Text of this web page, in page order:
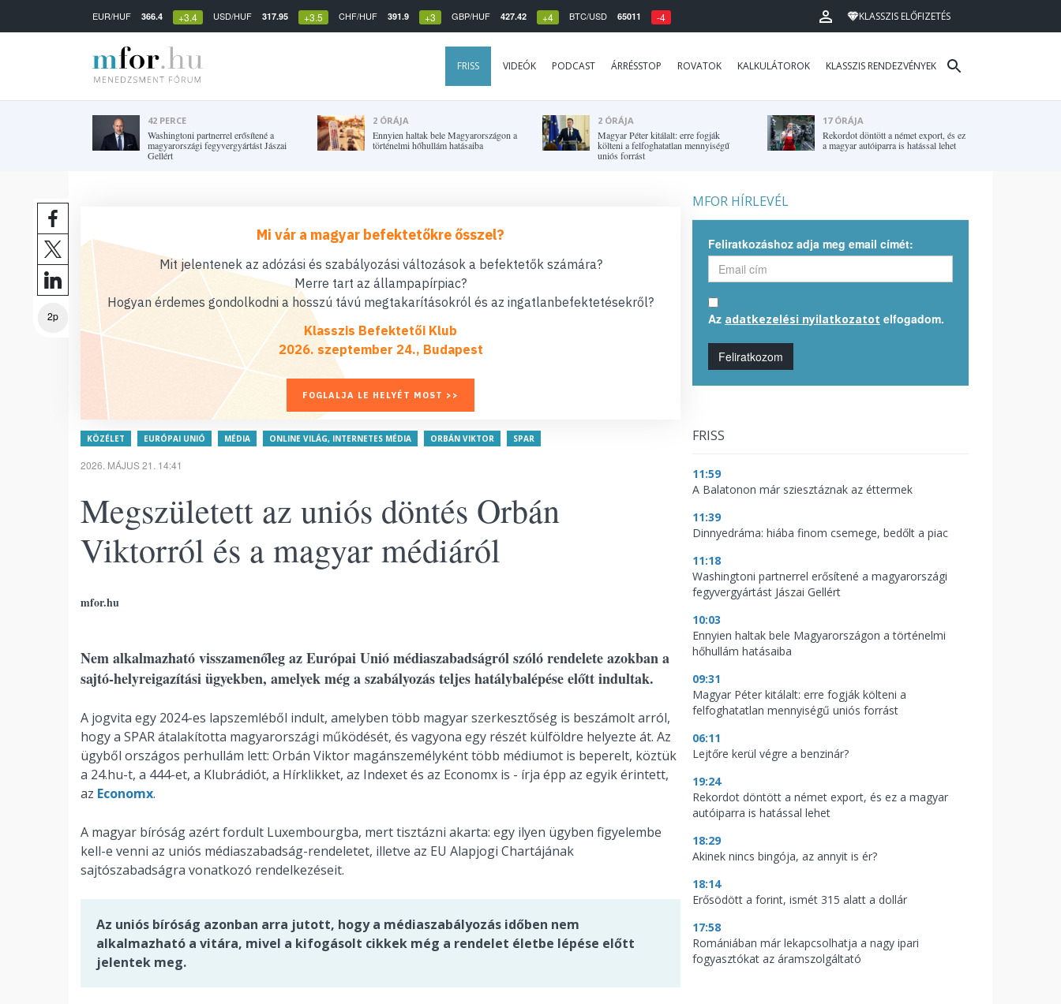
EUR/HUF 366.4 +3.4 USD/HUF 317.95 +3.5 CHF/HUF 391.9 +3 GBP/HUF 427.42 +4 BTC/USD 65011 -4 KLASSZIS ELŐFIZETÉS
FRISS VIDEÓK PODCAST ÁRRÉSSTOP ROVATOK KALKULÁTOROK KLASSZIS RENDEZVÉNYEK
42 PERCE
Washingtoni partnerrel erősítené a
magyarországi fegyvergyártást Jászai
Gellért
2 ÓRÁJA
Ennyien haltak bele Magyarországon a
történelmi hőhullám hatásaiba
2 ÓRÁJA
Magyar Péter kitálalt: erre fogják
költeni a felfoghatatlan mennyiségű
uniós forrást
17 ÓRÁJA
Rekordot döntött a német export, és ez
a magyar autóiparra is hatással lehet
2p
Mi vár a magyar befektetőkre ősszel?
Mit jelentenek az adózási és szabályozási változások a befektetők számára?
Merre tart az állampapírpiac?
Hogyan érdemes gondolkodni a hosszú távú megtakarításokról és az ingatlanbefektetésekről?
Klasszis Befektetői Klub
2026. szeptember 24., Budapest
FOGLALJA LE HELYÉT MOST >>
KÖZÉLET EURÓPAI UNIÓ MÉDIA ONLINE VILÁG, INTERNETES MÉDIA ORBÁN VIKTOR SPAR
2026. MÁJUS 21. 14:41
Megszületett az uniós döntés Orbán
Viktorról és a magyar médiáról
mfor.hu
Nem alkalmazható visszamenőleg az Európai Unió médiaszabadságról szóló rendelete azokban a
sajtó-helyreigazítási ügyekben, amelyek még a szabályozás teljes hatálybalépése előtt indultak.
A jogvita egy 2024-es lapszemléből indult, amelyben több magyar szerkesztőség is beszámolt arról,
hogy a SPAR átalakította magyarországi működését, és vagyona egy részét külföldre helyezte át. Az
ügyből országos perhullám lett: Orbán Viktor magánszemélyként több médiumot is beperelt, köztük
a 24.hu-t, a 444-et, a Klubrádiót, a Hírklikket, az Indexet és az Economx is - írja épp az egyik érintett,
az Economx.
A magyar bíróság azért fordult Luxembourgba, mert tisztázni akarta: egy ilyen ügyben figyelembe
kell-e venni az uniós médiaszabadság-rendeletet, illetve az EU Alapjogi Chartájának
sajtószabadságra vonatkozó rendelkezéseit.
Az uniós bíróság azonban arra jutott, hogy a médiaszabályozás időben nem
alkalmazható a vitára, mivel a kifogásolt cikkek még a rendelet életbe lépése előtt
jelentek meg.
MFOR HÍRLEVÉL
Feliratkozáshoz adja meg email címét:
Az adatkezelési nyilatkozatot elfogadom.
Feliratkozom
FRISS
11:59
A Balatonon már sziesztáznak az éttermek
11:39
Dinnyedráma: hiába finom csemege, bedőlt a piac
11:18
Washingtoni partnerrel erősítené a magyarországi
fegyvergyártást Jászai Gellért
10:03
Ennyien haltak bele Magyarországon a történelmi
hőhullám hatásaiba
09:31
Magyar Péter kitálalt: erre fogják költeni a
felfoghatatlan mennyiségű uniós forrást
06:11
Lejtőre kerül végre a benzinár?
19:24
Rekordot döntött a német export, és ez a magyar
autóiparra is hatással lehet
18:29
Akinek nincs bingója, az annyit is ér?
18:14
Erősödött a forint, ismét 315 alatt a dollár
17:58
Romániában már lekapcsolhatja a nagy ipari
fogyasztókat az áramszolgáltató